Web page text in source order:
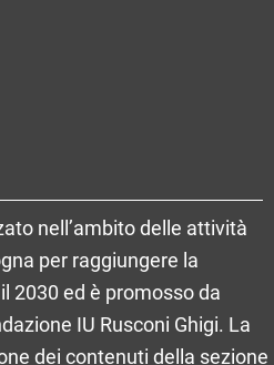
nell’ambito delle attività
per raggiungere la
2030 ed è promosso da
IU Rusconi Ghigi. La
dei contenuti della sezione